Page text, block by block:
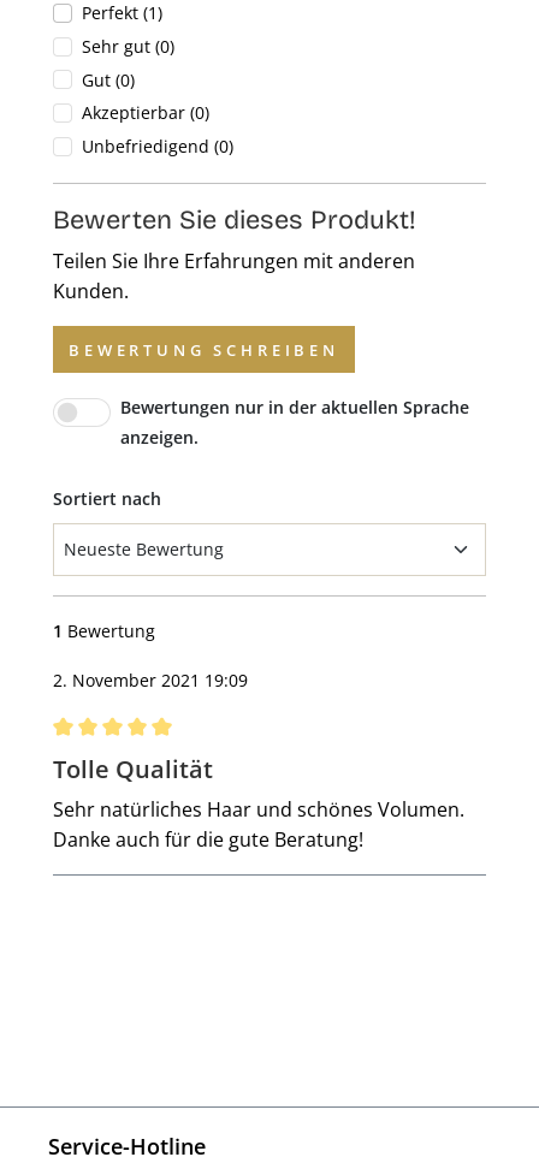
Perfekt (1)
Sehr gut (0)
Gut (0)
Akzeptierbar (0)
Unbefriedigend (0)
Bewerten Sie dieses Produkt!
Teilen Sie Ihre Erfahrungen mit anderen
Kunden.
BEWERTUNG SCHREIBEN
Bewertungen nur in der aktuellen Sprache
anzeigen.
Sortiert nach
1 Bewertung
2. November 2021 19:09
Bewertung mit 5 von 5 Sternen
Tolle Qualität
Sehr natürliches Haar und schönes Volumen.
Danke auch für die gute Beratung!
Service-Hotline